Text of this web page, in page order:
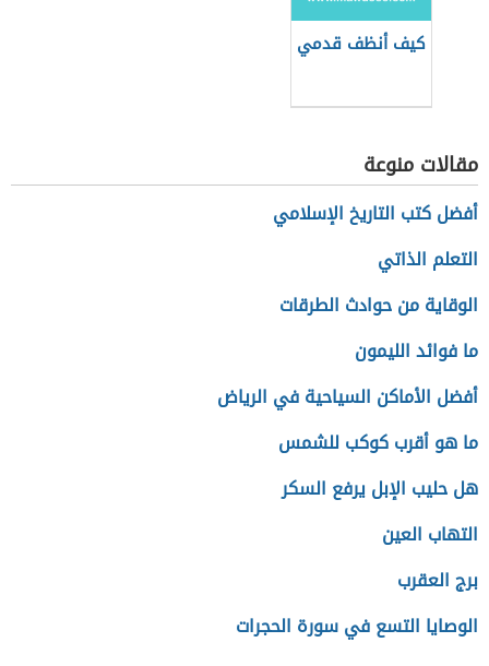
كيف أنظف قدمي
مقالات منوعة
أفضل كتب التاريخ الإسلامي
التعلم الذاتي
الوقاية من حوادث الطرقات
ما فوائد الليمون
أفضل الأماكن السياحية في الرياض
ما هو أقرب كوكب للشمس
هل حليب الإبل يرفع السكر
التهاب العين
برج العقرب
الوصايا التسع في سورة الحجرات